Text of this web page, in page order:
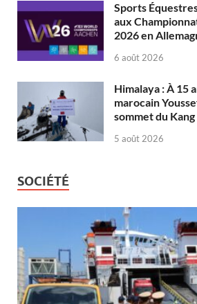
Sports
aux
2026 en
6 août 2026
Himalaya : À 15
marocain
sommet du
5 août 2026
SOCIÉTÉ